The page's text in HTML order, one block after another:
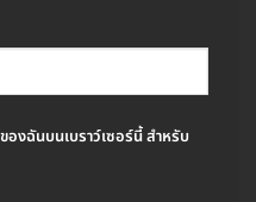
งฉันบนเบราว์เซอร์นี้ สำหรับ